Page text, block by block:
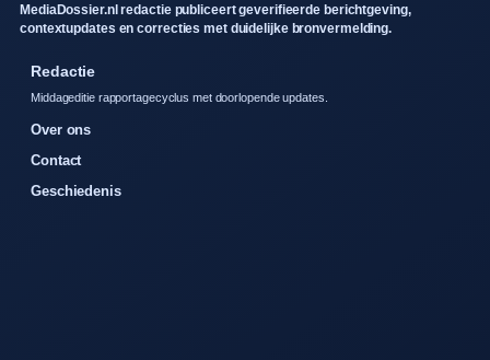
MediaDossier.nl redactie publiceert geverifieerde berichtgeving,
contextupdates en correcties met duidelijke bronvermelding.
Redactie
Middageditie rapportagecyclus met doorlopende updates.
Over ons
Contact
Geschiedenis